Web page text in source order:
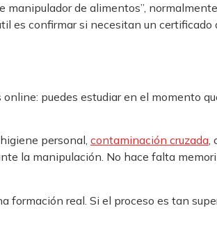
manipulador de alimentos”,
es confirmar si necesitan un certificado
puedes estudiar en el momento
personal, contaminación cruzada,
la manipulación. No hace falta
formación real. Si el proceso es tan